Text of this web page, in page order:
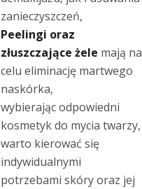
zanieczyszczeń,
Peelingi oraz
złuszczające żele mają na
celu eliminację martwego
naskórka,
wybierając odpowiedni
kosmetyk do mycia twarzy,
warto kierować się
indywidualnymi
potrzebami skóry oraz jej